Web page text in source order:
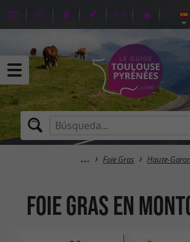
Foie Gras Haute-
Foie Gras en